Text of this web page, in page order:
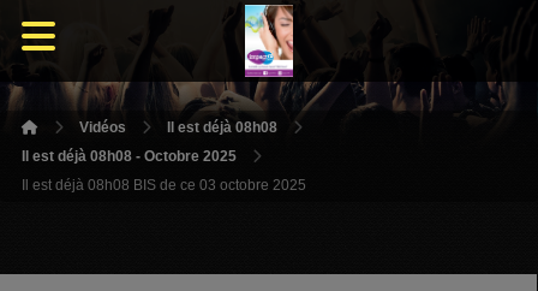
Vidéos
Il est déjà 08h08
Il est déjà 08h08 - Octobre 2025
Il est déjà 08h08 BIS de ce 03 octobre 2025